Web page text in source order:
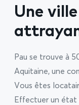
Une
Pau se trouve à
Aquitaine, une
Vous êtes
Effectuer un état